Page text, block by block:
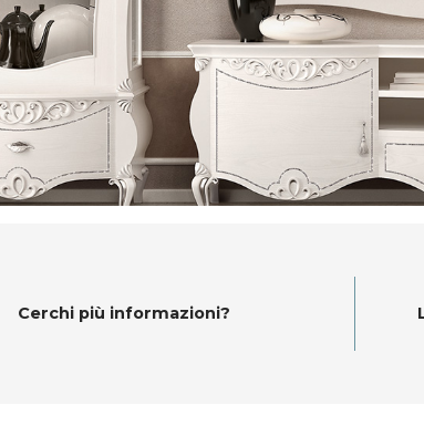
Cerchi più informazioni?